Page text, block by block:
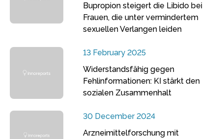
Bupropion steigert die Libido bei
Frauen, die unter vermindertem
sexuellen Verlangen leiden
13 February 2025
Widerstandsfähig gegen
Fehlinformationen: KI stärkt den
sozialen Zusammenhalt
30 December 2024
Arzneimittelforschung mit